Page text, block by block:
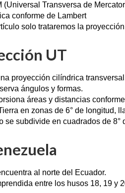
(Universal Transversa de
conforme de Lambert
solo trataremos la
UT
proyección cilíndrica
ángulos y formas.
áreas y distancias
en zonas de 6° de longitud,
se subdivide en cuadrados de 8°
al norte del Ecuador.
entre los husos 18, 19 y